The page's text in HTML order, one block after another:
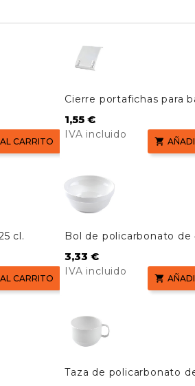
CARRITO
Cierre portafichas para
hospitalaria
Precio
1,55 €
IVA incluido

cl.
CARRITO
Bol de policarbonato de
Precio
3,33 €
IVA incluido

Taza de policarbonato